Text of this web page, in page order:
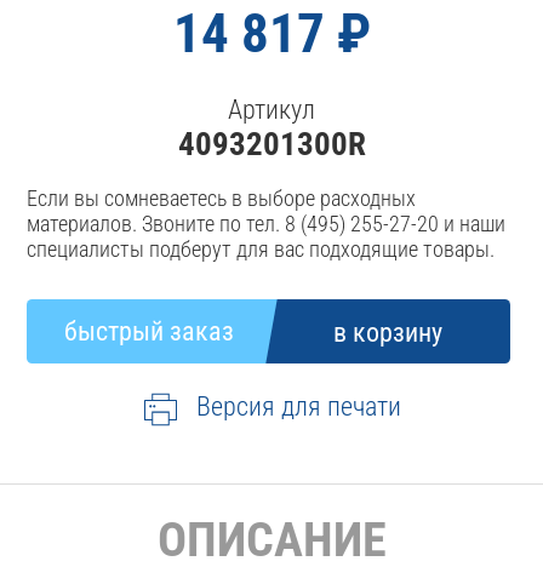
14 817 ₽
Артикул
4093201300R
Если вы сомневаетесь в выборе расходных
материалов. Звоните по тел. 8 (495) 255-27-20 и наши
специалисты подберут для вас подходящие товары.
Версия для печати
ОПИСАНИЕ